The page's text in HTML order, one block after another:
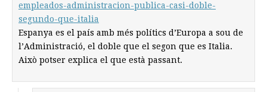
empleados-administracion-publica-casi-doble-
segundo-que-italia
Espanya es el país amb més polítics d’Europa a sou de
l’Administració, el doble que el segon que es Italia.
Això potser explica el que està passant.